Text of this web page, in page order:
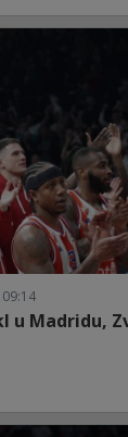
09:14
u Madridu,